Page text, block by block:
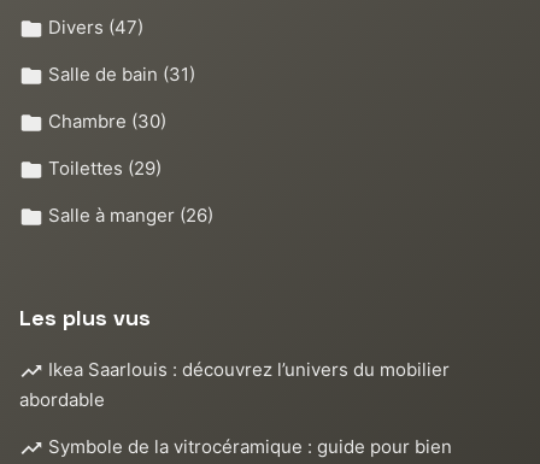
Divers (47)
Salle de bain (31)
Chambre (30)
Toilettes (29)
Salle à manger (26)
Les plus vus
Ikea Saarlouis : découvrez l’univers du mobilier
abordable
Symbole de la vitrocéramique : guide pour bien